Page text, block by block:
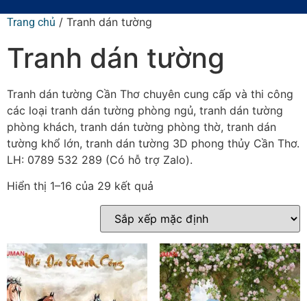
Trang chủ / Tranh dán tường
Tranh dán tường
Tranh dán tường Cần Thơ chuyên cung cấp và thi công
các loại tranh dán tường phòng ngủ, tranh dán tường
phòng khách, tranh dán tường phòng thờ, tranh dán
tường khổ lớn, tranh dán tường 3D phong thủy Cần Thơ.
LH: 0789 532 289 (Có hỗ trợ Zalo).
Hiển thị 1–16 của 29 kết quả